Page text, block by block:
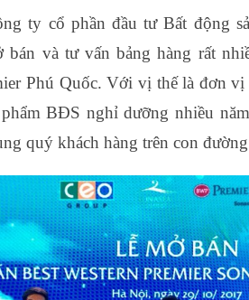
ty cổ phần đầu tư Bất động
bán và tư vấn bảng hàng rất
Phú Quốc. Với vị thế là đơn
BĐS nghỉ dưỡng nhiều
quý khách hàng trên con